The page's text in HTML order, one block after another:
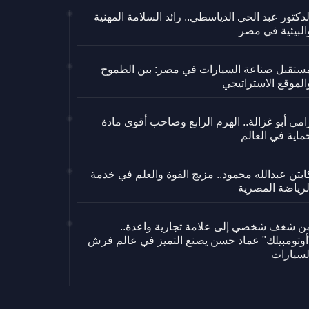
الدكتور عبد الحي الدياسطي.. رائد السلامة المهنية
في مصر
صناعة السيارات في مصر: بين الطموح
الاستراتيجي
أبو غزالة.. الهرم الرابع وصاحب أقوى مادة
في العالم
عبدالله محمود.. مزيج القوة والعلم في خدمة
الرياضة المصرية
شغف شخصي إلى علامة تجارية واعدة..
عماد حسن يصنع التميز في عالم فرش
السيارات